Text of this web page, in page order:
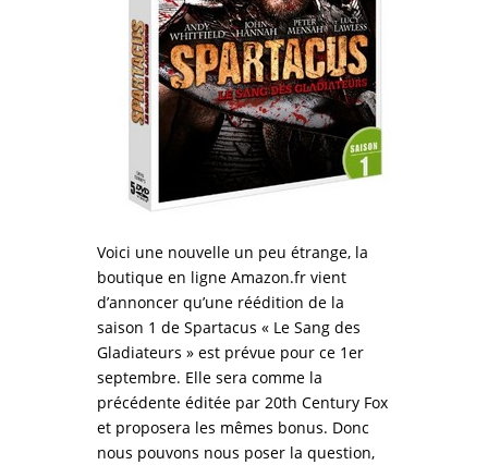
Voici une nouvelle un peu étrange, la
boutique en ligne Amazon.fr vient
d’annoncer qu’une réédition de la
saison 1 de Spartacus « Le Sang des
Gladiateurs » est prévue pour ce 1er
septembre. Elle sera comme la
précédente éditée par 20th Century Fox
et proposera les mêmes bonus. Donc
nous pouvons nous poser la question,